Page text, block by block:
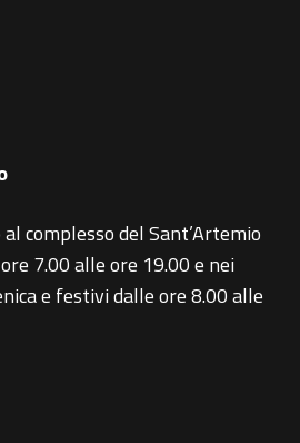
al complesso del Sant’Artemio
7.00 alle ore 19.00 e nei
e festivi dalle ore 8.00 alle